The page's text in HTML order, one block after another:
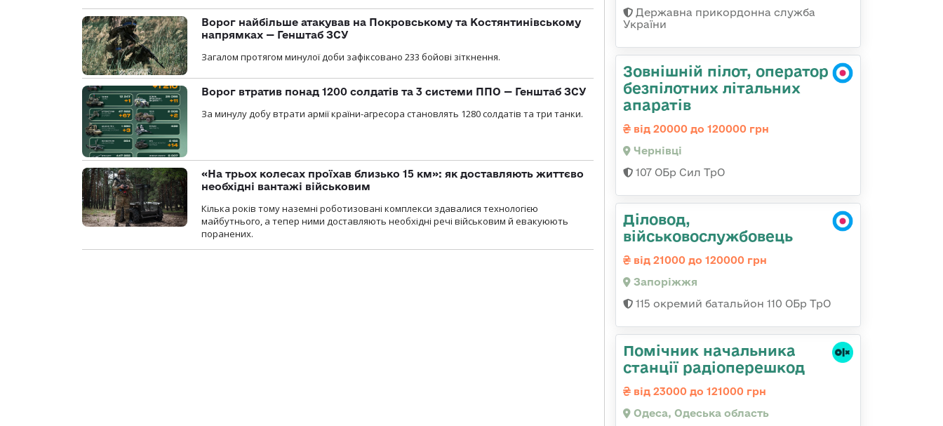
Ворог найбільше атакував на Покровському та Костянтинівському
напрямках — Генштаб ЗСУ
Загалом протягом минулої доби зафіксовано 233 бойові зіткнення.
Ворог втратив понад 1200 солдатів та 3 системи ППО — Генштаб ЗСУ
За минулу добу втрати армії країни-агресора становлять 1280 солдатів та три танки.
«На трьох колесах проїхав близько 15 км»: як доставляють життєво
необхідні вантажі військовим
Кілька років тому наземні роботизовані комплекси здавалися технологією
майбутнього, а тепер ними доставляють необхідні речі військовим й евакуюють
поранених.
Державна прикордонна служба
України
Зовнішній пілот, оператор
безпілотних літальних
апаратів
від 20000 до 120000 грн
Чернівці
107 ОБр Сил ТрО
Діловод,
військовослужбовець
від 21000 до 120000 грн
Запоріжжя
115 окремий батальйон 110 ОБр ТрО
Помічник начальника
станції радіоперешкод
від 23000 до 121000 грн
Одеса, Одеська область